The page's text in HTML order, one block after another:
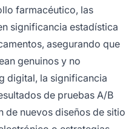
farmacéutico, las
significancia estadística
asegurando que
genuinos y no
digital, la significancia
de pruebas A/B
de nuevos diseños de sitio